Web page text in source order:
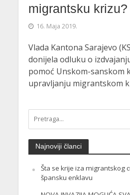
migrantsku krizu?
16. Maja 2019.
Vlada Kantona Sarajevo
donijela odluku o
pomoć Unskom-sanskom
upravljanju migrantskom
Najnoviji članci
Šta se krije iza migrantskog
špansku enklavu